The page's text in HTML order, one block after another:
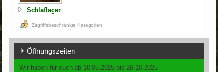
Schlaflager
Zugriffsbeschränkte Kategorien
Öffnungszeiten
Wir haben für euch ab 10.05.2025 bis 26.10.2025